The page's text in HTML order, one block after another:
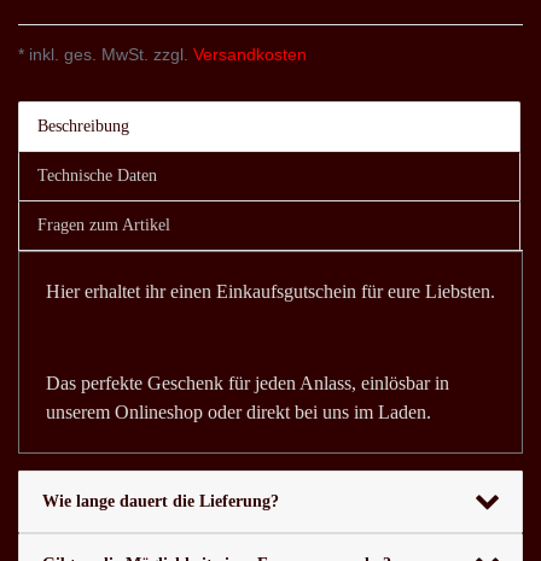
* inkl. ges. MwSt. zzgl. Versandkosten
Beschreibung
Technische Daten
Fragen zum Artikel
Hier erhaltet ihr einen Einkaufsgutschein für eure Liebsten.
Das perfekte Geschenk für jeden Anlass, einlösbar in
unserem Onlineshop oder direkt bei uns im Laden.
Wie lange dauert die Lieferung?